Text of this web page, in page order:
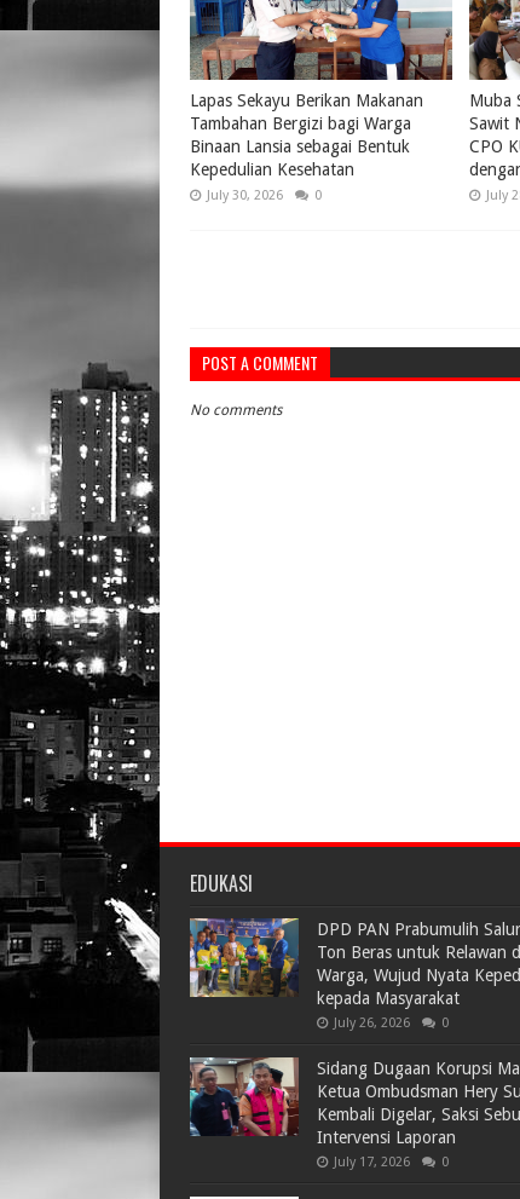
Lapas Sekayu Berikan Makanan
Tambahan Bergizi bagi Warga
Binaan Lansia sebagai Bentuk
Kepedulian Kesehatan
July 30, 2026 0
Muba
Sawit
CPO
July
POST A COMMENT
No comments
EDUKASI
DPD PAN Prabumulih
Ton Beras untuk Relawan
Warga, Wujud Nyata
kepada Masyarakat
July 26, 2026 0
Sidang Dugaan Korupsi
Ketua Ombudsman Hery
Kembali Digelar, Saksi
Intervensi Laporan
July 17, 2026 0